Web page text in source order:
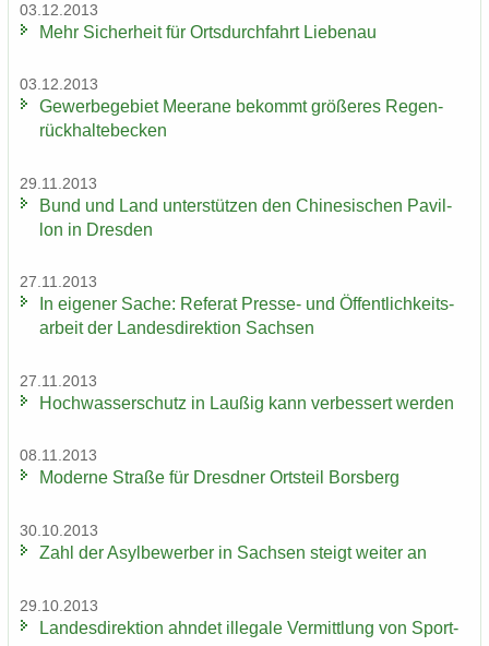
03.12.2013
Mehr Si­cher­heit für Orts­durch­fahrt Lie­be­nau
03.12.2013
Ge­wer­be­ge­biet Meer­a­ne be­kommt grö­ße­res Re­gen­
rück­hal­te­be­cken
29.11.2013
Bund und Land un­ter­stüt­zen den Chi­ne­si­schen Pa­vil­
lon in Dres­den
27.11.2013
In ei­ge­ner Sache: Re­fe­rat Presse-​ und Öf­fent­lich­keits­
ar­beit der Lan­des­di­rek­ti­on Sach­sen
27.11.2013
Hoch­was­ser­schutz in Lau­ßig kann ver­bes­sert wer­den
08.11.2013
Mo­der­ne Stra­ße für Dresd­ner Orts­teil Borsberg
30.10.2013
Zahl der Asyl­be­wer­ber in Sach­sen steigt wei­ter an
29.10.2013
Lan­des­di­rek­ti­on ahn­det il­le­ga­le Ver­mitt­lung von Sport­